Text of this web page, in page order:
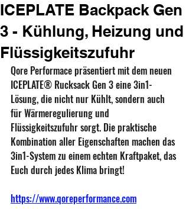
ICEPLATE Backpack Gen
3 - Kühlung, Heizung und
Flüssigkeitszufuhr
Qore Performace präsentiert mit dem neuen
ICEPLATE® Rucksack Gen 3 eine 3in1-
Lösung, die nicht nur Kühlt, sondern auch
für Wärmeregulierung und
Flüssigkeitszufuhr sorgt. Die praktische
Kombination aller Eigenschaften machen das
3in1-System zu einem echten Kraftpaket, das
Euch durch jedes Klima bringt!
https://www.qoreperformance.com